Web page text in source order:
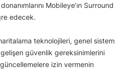
Mobileye’ın Surround
edecek.
teknolojileri, genel sistem
güvenlik gereksinimlerini
izin vermenin